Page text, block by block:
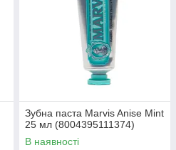
Зубна паста Marvis Anise Mint
25 мл (8004395111374)
В наявності